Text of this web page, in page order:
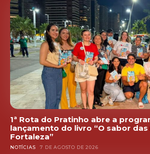
1ª Rota do Pratinho abre a
lançamento do livro “O sabor das
Fortaleza”
NOTÍCIAS 7 DE AGOSTO DE 2026